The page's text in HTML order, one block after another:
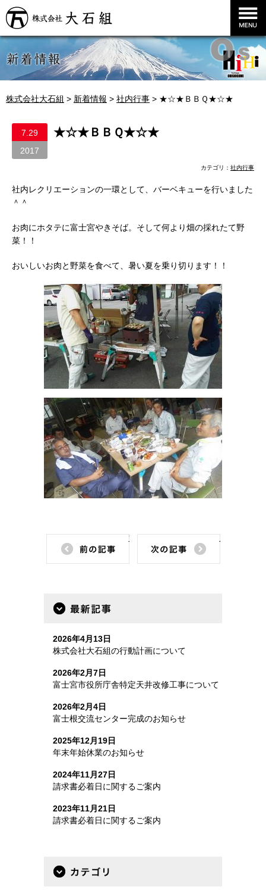
株式会社大石組 > 新着情報 > 社内行事 > ★☆★ＢＢＱ★☆★
7.29
2017
★☆★ＢＢＱ★☆★
カテゴリ： 社内行事
社内レクリエーションの一環として、バーベキューを行いました
＾＾
お肉にホタテに富士宮やきそば。そして何より畑の採れたて野
菜！！
おいしいお肉と野菜を食べて、暑い夏を乗り切ります！！
前の記事
株式会社大石組の行動計画について
2026年4月13日
富士宮市役所庁舎特定天井改修工事について
2026年2月7日
富士根交流センター完成のお知らせ
2026年2月4日
年末年始休業のお知らせ
2025年12月19日
請求書必着日に関するご案内
2024年11月27日
請求書必着日に関するご案内
2023年11月21日